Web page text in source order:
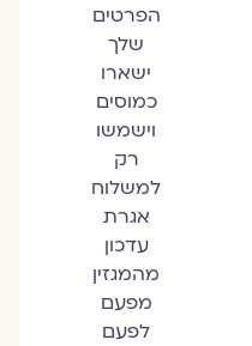
הפרטים
שלך
ישארו
כמוסים
וישמשו
רק
למשלוח
אגרת
עדכון
מהמגזין
מפעם
לפעם